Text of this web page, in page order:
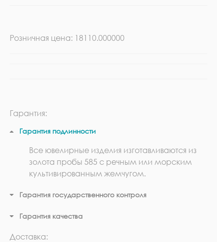
Розничная цена: 18110.000000
Гарантия:
Гарантия подлинности
Все ювелирные изделия изготавливаются из
золота пробы 585 с речным или морским
культивированным жемчугом.
Гарантия государственного контроля
Гарантия качества
Доставка: